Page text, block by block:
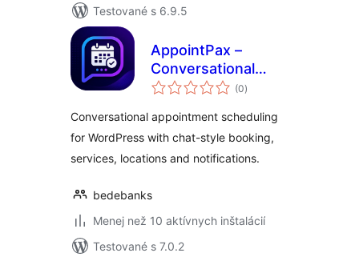
Testované s 6.9.5
AppointPax –
Conversational
Appointment(0celkové
hodnotenie
)
Conversational appointment scheduling
for WordPress with chat-style booking,
services, locations and notifications.
bedebanks
Menej než 10 aktívnych inštalácií
Testované s 7.0.2